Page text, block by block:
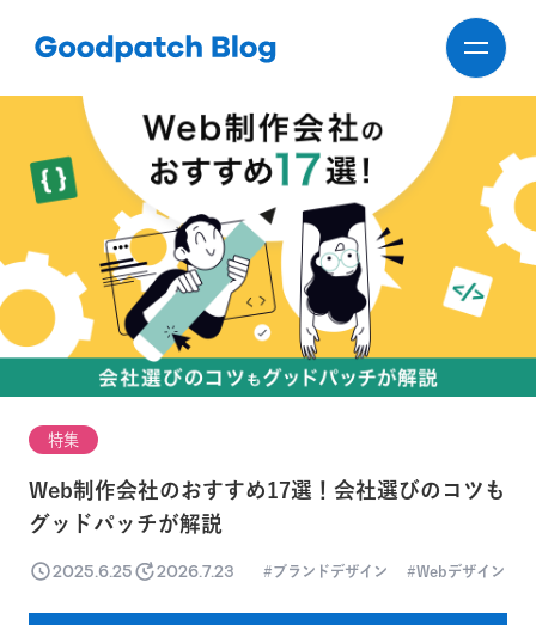
特集
Web制作会社のおすすめ17選！会社選びのコツも
グッドパッチが解説
2025.6.25 2026.7.23 ブランドデザイン Webデザイン